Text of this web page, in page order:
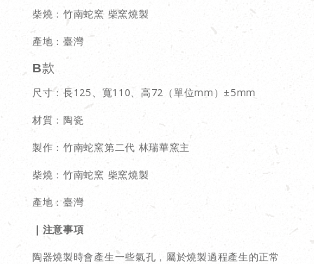
柴燒：竹南蛇窯 柴窯燒製
產地：臺灣
B款
尺寸：長125、寬110、高72（單位mm）±5mm
材質：陶瓷
製作：竹南蛇窯第二代 林瑞華窯主
柴燒：竹南蛇窯 柴窯燒製
產地：臺灣
｜注意事項
陶器燒製時會產生一些氣孔，屬於燒製過程產生的正常